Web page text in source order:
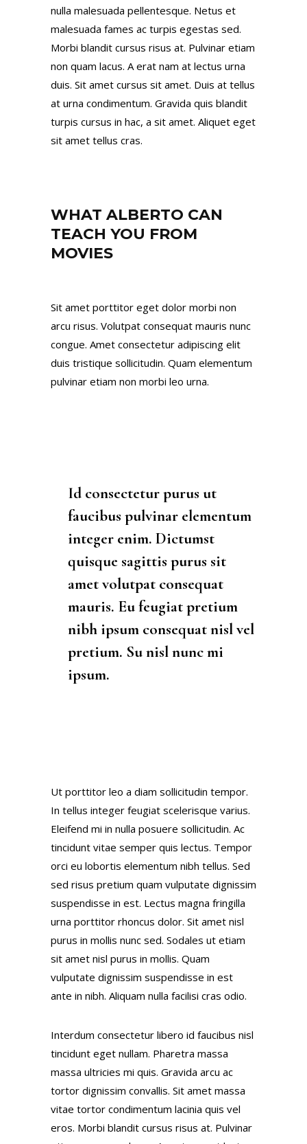
nulla malesuada pellentesque. Netus et
malesuada fames ac turpis egestas sed.
Morbi blandit cursus risus at. Pulvinar etiam
non quam lacus. A erat nam at lectus urna
duis. Sit amet cursus sit amet. Duis at tellus
at urna condimentum. Gravida quis blandit
turpis cursus in hac, a sit amet. Aliquet eget
sit amet tellus cras.
WHAT ALBERTO CAN
TEACH YOU FROM
MOVIES
Sit amet porttitor eget dolor morbi non
arcu risus. Volutpat consequat mauris nunc
congue. Amet consectetur adipiscing elit
duis tristique sollicitudin. Quam elementum
pulvinar etiam non morbi leo urna.
Id consectetur purus ut
faucibus pulvinar elementum
integer enim. Dictumst
quisque sagittis purus sit
amet volutpat consequat
mauris. Eu feugiat pretium
nibh ipsum consequat nisl vel
pretium. Su nisl nunc mi
ipsum.
Ut porttitor leo a diam sollicitudin tempor.
In tellus integer feugiat scelerisque varius.
Eleifend mi in nulla posuere sollicitudin. Ac
tincidunt vitae semper quis lectus. Tempor
orci eu lobortis elementum nibh tellus. Sed
sed risus pretium quam vulputate dignissim
suspendisse in est. Lectus magna fringilla
urna porttitor rhoncus dolor. Sit amet nisl
purus in mollis nunc sed. Sodales ut etiam
sit amet nisl purus in mollis. Quam
vulputate dignissim suspendisse in est
ante in nibh. Aliquam nulla facilisi cras odio.
Interdum consectetur libero id faucibus nisl
tincidunt eget nullam. Pharetra massa
massa ultricies mi quis. Gravida arcu ac
tortor dignissim convallis. Sit amet massa
vitae tortor condimentum lacinia quis vel
eros. Morbi blandit cursus risus at. Pulvinar